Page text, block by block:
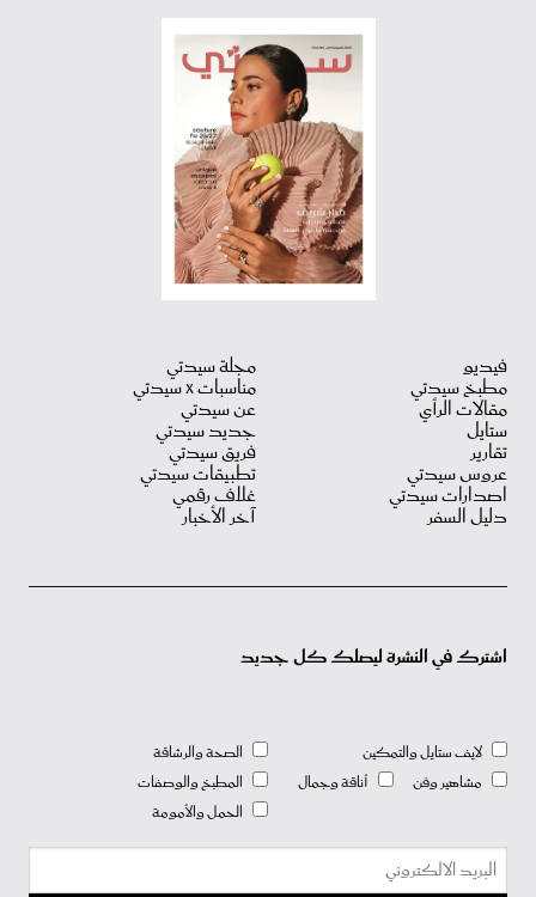
فيديو
مطبخ سيدتي
مقالات الرأي
ستايل
تقارير
عروس سيدتي
اصدارات سيدتي
دليل السفر
مجلة سيدتي
مناسبات X سيدتي
عن سيدتي
جديد سيدتي
فريق سيدتي
تطبيقات سيدتي
غلاف رقمي
آخر الأخبار
اشترك في النشرة ليصلك كل جديد
لايف ستايل والتمكين
مشاهير وفن
أناقة وجمال
الصحة والرشاقة
المطبخ والوصفات
الحمل والأمومة